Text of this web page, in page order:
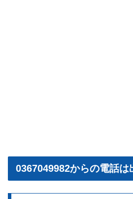
0367049982からの電話は